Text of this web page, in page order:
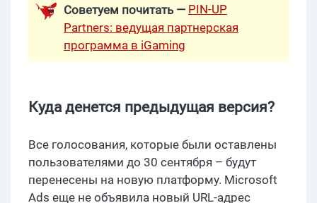
Советуем почитать — PIN-UP
Partners: ведущая партнерская
программа в iGaming
Куда денется предыдущая версия?
Все голосования, которые были оставлены
пользователями до 30 сентября – будут
перенесены на новую платформу. Microsoft
Ads еще не объявила новый URL-адрес